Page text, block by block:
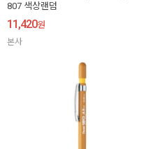
807 색상랜덤
11,420원
본사